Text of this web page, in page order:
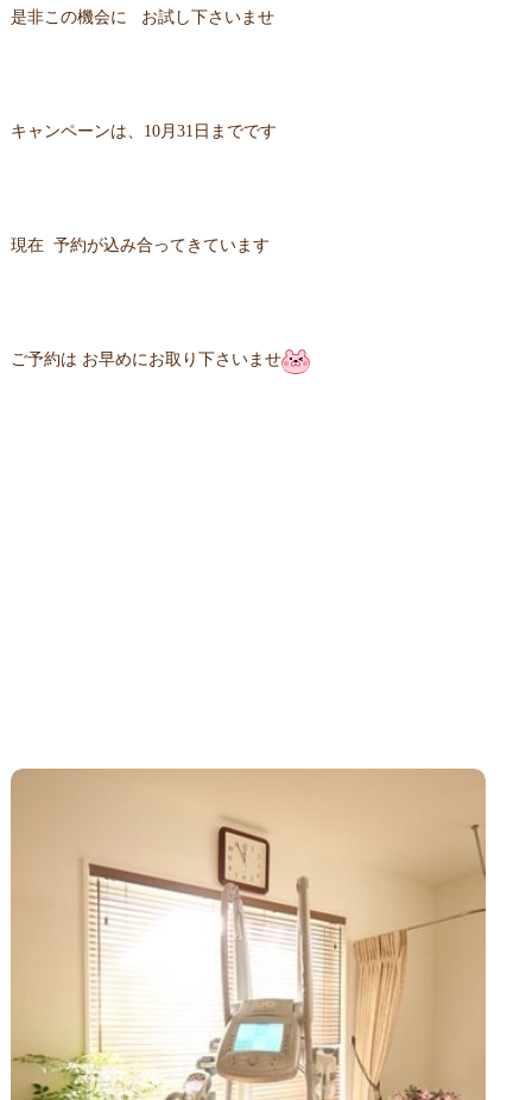
是非この機会に お試し下さいませ
キャンペーンは、10月31日までです
現在 予約が込み合ってきています
ご予約は お早めにお取り下さいませ